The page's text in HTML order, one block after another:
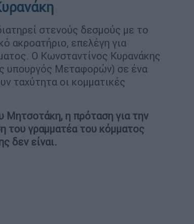
στενούς δεσμούς με το
ακροατήριο, επελέγη για
Ο Κωνσταντίνος Κυρανάκης
υπουργός Μεταφορών) σε ένα
ταχύτητα οι κομματικές
Μητσοτάκη, η πρόταση για την
του γραμματέα του κόμματος
δεν είναι.